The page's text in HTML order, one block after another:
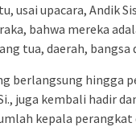
usai upacara, Andik
bahwa mereka
tua, daerah, bangsa
berlangsung hingga
juga kembali hadir
kepala